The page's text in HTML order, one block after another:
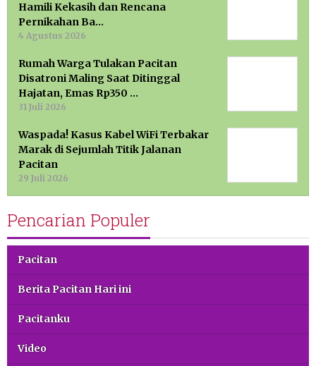
Hamili Kekasih dan Rencana
Pernikahan Ba…
4 Agustus 2026
Rumah Warga Tulakan Pacitan
Disatroni Maling Saat Ditinggal
Hajatan, Emas Rp350 …
31 Juli 2026
Waspada! Kasus Kabel WiFi Terbakar
Marak di Sejumlah Titik Jalanan
Pacitan
29 Juli 2026
Pencarian Populer
Pacitan
Berita Pacitan Hari ini
Pacitanku
Video